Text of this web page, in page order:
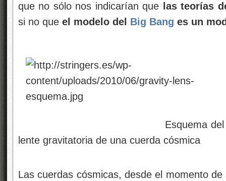
que no sólo nos indicarían que las teorías
si no que el modelo del Big Bang es un
Esquema del trazado de
lente gravitatoria de una cuerda cósmica
Las cuerdas cósmicas, desde el momento